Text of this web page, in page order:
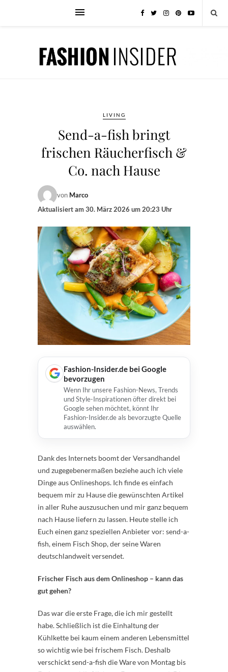
LIVING
Send-a-fish bringt
frischen Räucherfisch &
Co. nach Hause
von Marco
Aktualisiert am30. März 2026 um 20:23 Uhr
Fashion-Insider.de bei Google
bevorzugen
Wenn Ihr unsere Fashion-News, Trends
und Style-Inspirationen öfter direkt bei
Google sehen möchtet, könnt Ihr
Fashion-Insider.de als bevorzugte Quelle
auswählen.
Dank des Internets boomt der Versandhandel
und zugegebenermaßen beziehe auch ich viele
Dinge aus Onlineshops. Ich ­finde es einfach
bequem mir zu Hause die gewünschten Artikel
in aller Ruhe auszusuchen und mir ganz bequem
nach Hause liefern zu lassen. Heute stelle ich
Euch einen ganz speziellen Anbieter vor: ­send-a-
fish, einem Fisch Shop, der seine Waren
deutschlandweit versendet.
Frischer Fisch aus dem Onlineshop – kann das
gut gehen?
Das war die erste Frage, die ich mir gestellt
habe. Schließlich ist die Einhaltung der
Kühlkette bei kaum einem anderen Lebensmittel
so wichtig wie bei frischem Fisch. Deshalb
verschickt ­send-a-fish die Ware von Montag bis